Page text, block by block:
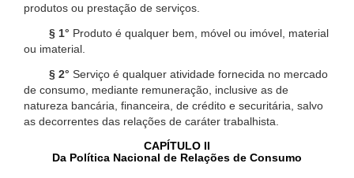
produtos ou prestação de serviços.
§ 1° Produto é qualquer bem, móvel ou imóvel, material
ou imaterial.
§ 2° Serviço é qualquer atividade fornecida no mercado
de consumo, mediante remuneração, inclusive as de
natureza bancária, financeira, de crédito e securitária, salvo
as decorrentes das relações de caráter trabalhista.
CAPÍTULO II
Da Política Nacional de Relações de Consumo